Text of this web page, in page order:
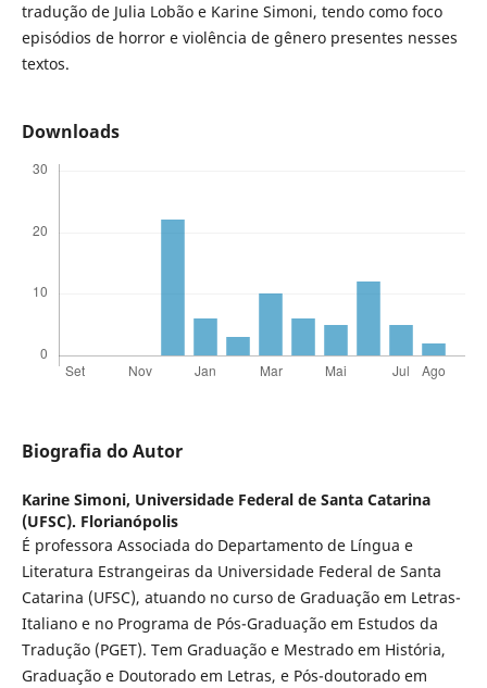
tradução de Julia Lobão e Karine Simoni, tendo como foco
episódios de horror e violência de gênero presentes nesses
textos.
Downloads
Biografia do Autor
Karine Simoni, Universidade Federal de Santa Catarina
(UFSC). Florianópolis
É professora Associada do Departamento de Língua e
Literatura Estrangeiras da Universidade Federal de Santa
Catarina (UFSC), atuando no curso de Graduação em Letras-
Italiano e no Programa de Pós-Graduação em Estudos da
Tradução (PGET). Tem Graduação e Mestrado em História,
Graduação e Doutorado em Letras, e Pós-doutorado em